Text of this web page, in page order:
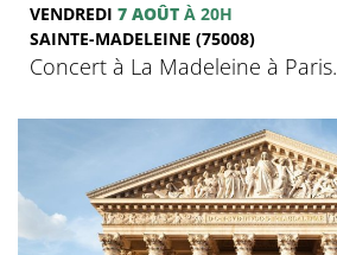
VENDREDI 7 AOÛT À 20H
SAINTE-MADELEINE (75008)
Concert à La Madeleine à Paris.